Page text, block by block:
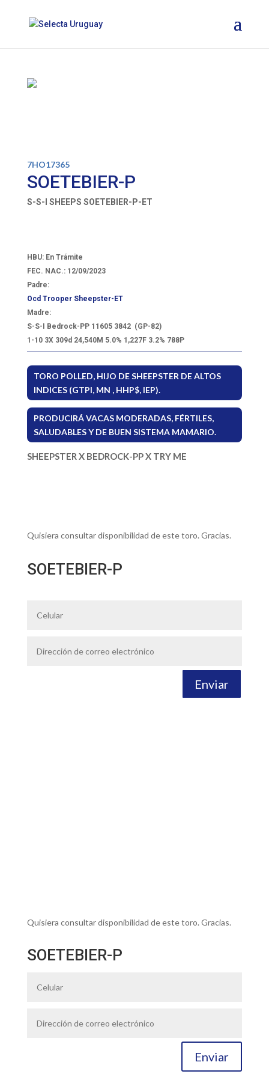
7HO17365
SOETEBIER-P
S-S-I SHEEPS SOETEBIER-P-ET
HBU: En Trámite
FEC. NAC.: 12/09/2023
Padre:
Ocd Trooper Sheepster-ET
Madre:
S-S-I Bedrock-PP 11605 3842 (GP-82)
1-10 3X 309d 24,540M 5.0% 1,227F 3.2% 788P
TORO POLLED, HIJO DE SHEEPSTER DE ALTOS
INDICES (GTPI, MN , HHP$, IEP).
PRODUCIRÁ VACAS MODERADAS, FÉRTILES,
SALUDABLES Y DE BUEN SISTEMA MAMARIO.
SHEEPSTER X BEDROCK-PP X TRY ME
Quisiera consultar disponibilidad de este toro. Gracias.
SOETEBIER-P
Enviar
Quisiera consultar disponibilidad de este toro. Gracias.
SOETEBIER-P
Enviar